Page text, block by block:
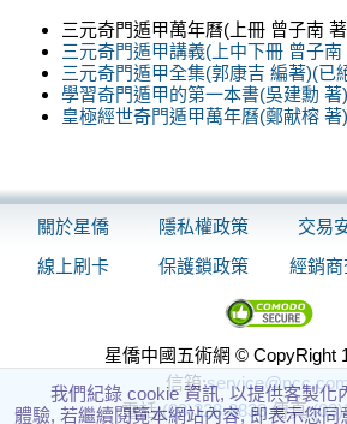
三元奇門遁甲萬年曆(上冊 曾子南
三元奇門遁甲講義(上中下冊 曾子南
三元奇門遁甲全集(郭康吉 編著)(已
學習奇門遁甲的第一本書(吳建勳 著)
皇極經世奇門遁甲萬年曆(鄭献榕 著)
關於星僑 隱私權政策 交易
線上刷卡
保護鎖政策 經銷
星僑中國五術網 © CopyRight
信箱:
電話:(03)328-8833傳真:
我們紀錄 cookie 資訊, 以提供客製化
體驗, 若繼續閱覽本網站內容, 即表示您同